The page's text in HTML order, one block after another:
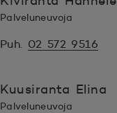
Palveluneuvoja
Puh. 02 572 9516
Kuusiranta Elina
Palveluneuvoja